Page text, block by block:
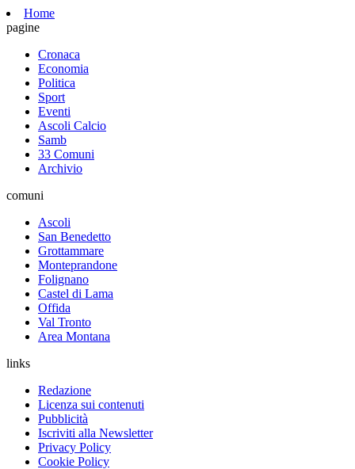
Home
pagine
Cronaca
Economia
Politica
Sport
Eventi
Ascoli Calcio
Samb
33 Comuni
Archivio
comuni
Ascoli
San Benedetto
Grottammare
Monteprandone
Folignano
Castel di Lama
Offida
Val Tronto
Area Montana
links
Redazione
Licenza sui contenuti
Pubblicità
Iscriviti alla Newsletter
Privacy Policy
Cookie Policy